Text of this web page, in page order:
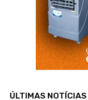
ÚLTIMAS NOTÍCIAS